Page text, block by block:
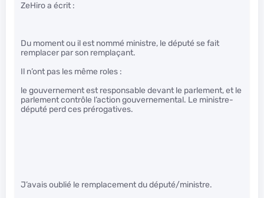
ZeHiro a écrit :
Du moment ou il est nommé ministre, le député se fait
remplacer par son remplaçant.
Il n’ont pas les même roles :
le gouvernement est responsable devant le parlement, et le
parlement contrôle l’action gouvernemental. Le ministre-
député perd ces prérogatives.
J’avais oublié le remplacement du député/ministre.